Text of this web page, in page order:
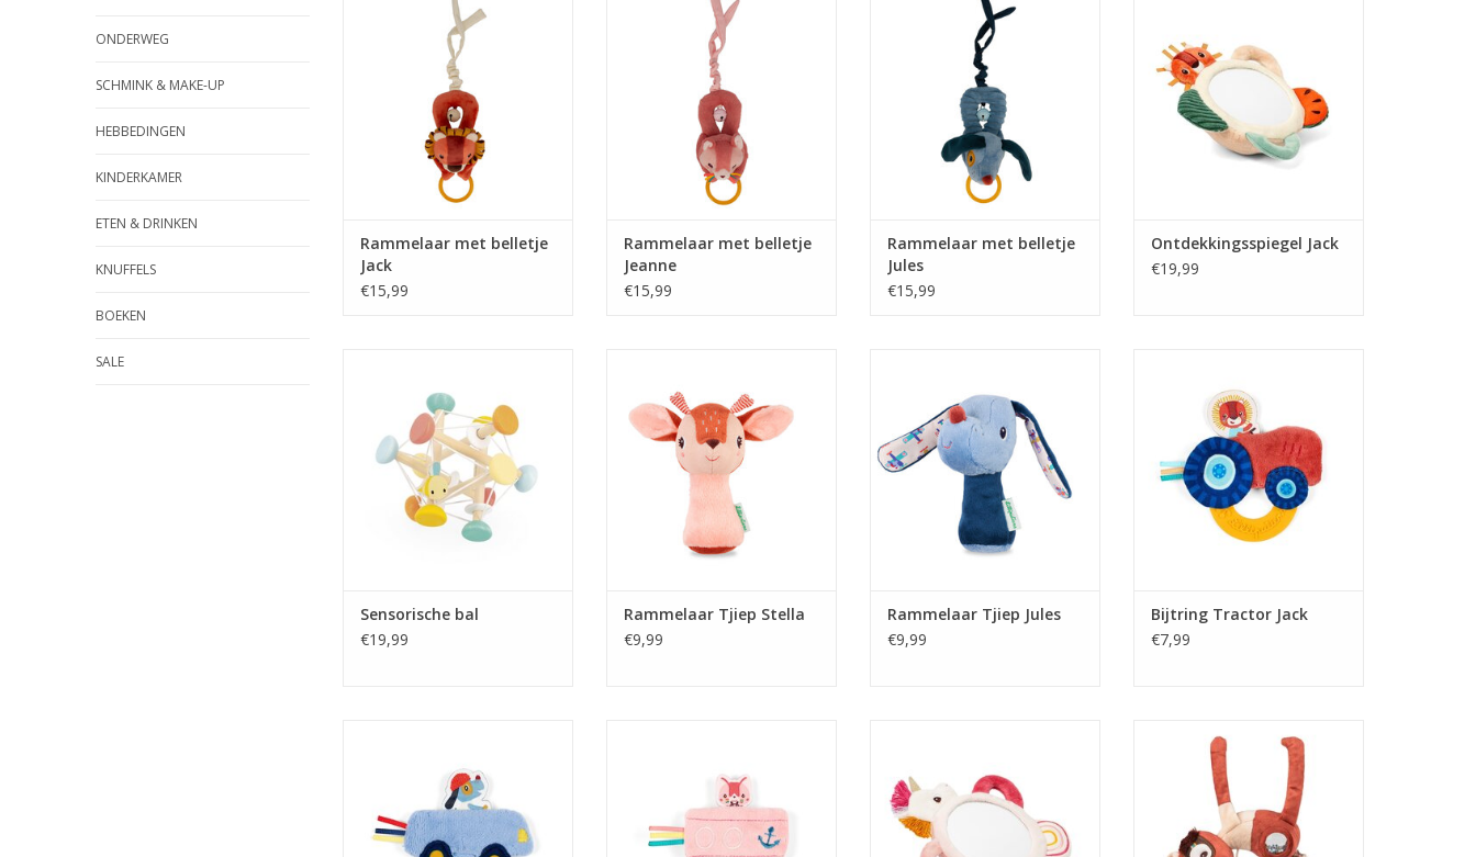
ONDERWEG
SCHMINK & MAKE-UP
HEBBEDINGEN
KINDERKAMER
ETEN & DRINKEN
KNUFFELS
BOEKEN
SALE
TOEVOEGEN AAN WINKELWAGEN
Rammelaar met belletje
Jack
€15,99
TOEVOEGEN AAN WINKELWAGEN
Rammelaar met belletje
Jeanne
€15,99
TOEVOEGEN AAN WINKELWAGEN
Rammelaar met belletje
Jules
€15,99
Ontdekkingsspiegel Jack
€19,99
TOEVOEGEN AAN WINKELWAGEN
Sensorische bal
€19,99
TOEVOEGEN AAN WINKELWAGEN
Rammelaar Tjiep Stella
€9,99
TOEVOEGEN AAN WINKELWAGEN
Rammelaar Tjiep Jules
€9,99
TOEVOEGEN AAN WINKELWAGEN
Bijtring Tractor Jack
€7,99
TOEVOEGEN AAN WINKELWAGEN
TOEVOEGEN AAN WINKELWAGEN